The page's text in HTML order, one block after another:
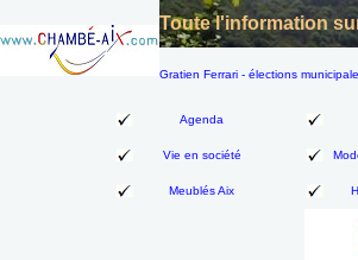
Toute l'information
Gratien Ferrari - élections
Agenda
Vie en société
Meublés Aix